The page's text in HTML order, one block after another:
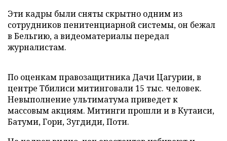
Эти кадры были сняты скрытно одним из
сотрудников пенитенциарной системы, он бежал
в Бельгию, а видеоматериалы передал
журналистам.
По оценкам правозащитника Дачи Цагурии, в
центре Тбилиси митинговали 15 тыс. человек.
Невыполнение ультиматума приведет к
массовым акциям. Митинги прошли и в Кутаиси,
Батуми, Гори, Зугдиди, Поти.